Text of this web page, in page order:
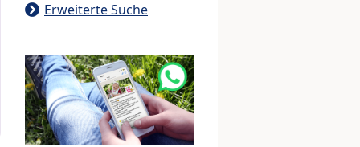
Erweiterte Suche